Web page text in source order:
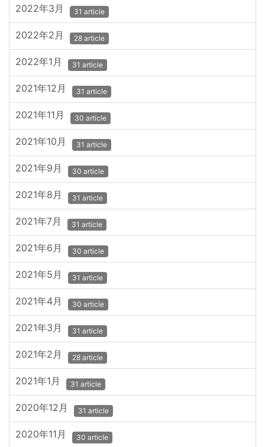
2022年3月 31 article
2022年2月 28 article
2022年1月 31 article
2021年12月 31 article
2021年11月 30 article
2021年10月 31 article
2021年9月 30 article
2021年8月 31 article
2021年7月 31 article
2021年6月 30 article
2021年5月 31 article
2021年4月 30 article
2021年3月 31 article
2021年2月 28 article
2021年1月 31 article
2020年12月 31 article
2020年11月 30 article